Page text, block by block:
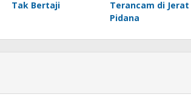
Tak Bertaji
Terancam di Jerat
Pidana